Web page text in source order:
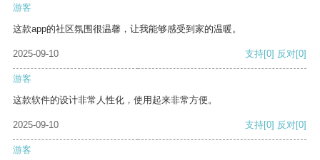
游客
这款app的社区氛围很温馨，让我能够感受到家的温暖。
2025-09-10 支持[0] 反对[0]
游客
这款软件的设计非常人性化，使用起来非常方便。
2025-09-10 支持[0] 反对[0]
游客